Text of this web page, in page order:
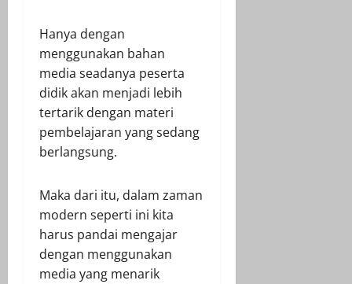
Hanya dengan
menggunakan bahan
media seadanya peserta
didik akan menjadi lebih
tertarik dengan materi
pembelajaran yang sedang
berlangsung.
Maka dari itu, dalam zaman
modern seperti ini kita
harus pandai mengajar
dengan menggunakan
media yang menarik